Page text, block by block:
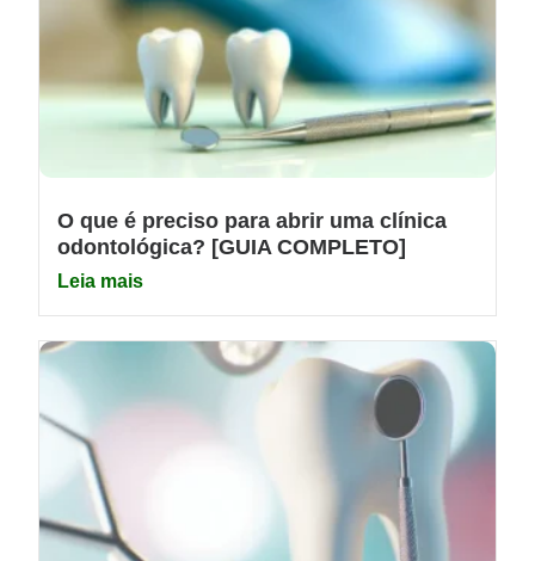
O que é preciso para abrir uma clínica
odontológica? [GUIA COMPLETO]
Leia mais